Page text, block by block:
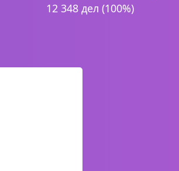
12 348 дел (100%)